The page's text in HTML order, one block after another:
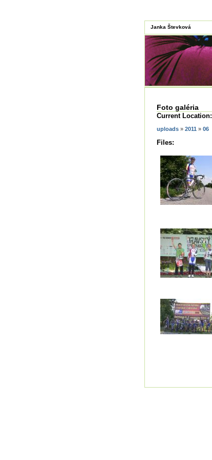
Janka Števková
Foto galéria
Current Location:
uploads » 2011 » 06
Files: